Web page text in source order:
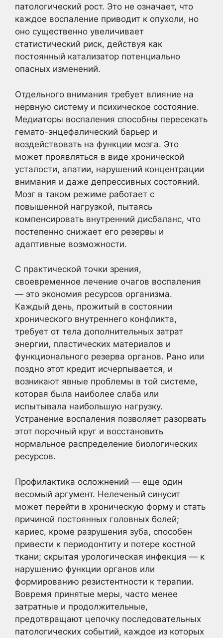
патологический рост. Это не означает, что
каждое воспаление приводит к опухоли, но
оно существенно увеличивает
статистический риск, действуя как
постоянный катализатор потенциально
опасных изменений.
Отдельного внимания требует влияние на
нервную систему и психическое состояние.
Медиаторы воспаления способны пересекать
гемато-энцефалический барьер и
воздействовать на функции мозга. Это
может проявляться в виде хронической
усталости, апатии, нарушений концентрации
внимания и даже депрессивных состояний.
Мозг в таком режиме работает с
повышенной нагрузкой, пытаясь
компенсировать внутренний дисбаланс, что
постепенно снижает его резервы и
адаптивные возможности.
С практической точки зрения,
своевременное лечение очагов воспаления
— это экономия ресурсов организма.
Каждый день, прожитый в состоянии
хронического внутреннего конфликта,
требует от тела дополнительных затрат
энергии, пластических материалов и
функционального резерва органов. Рано или
поздно этот кредит исчерпывается, и
возникают явные проблемы в той системе,
которая была наиболее слаба или
испытывала наибольшую нагрузку.
Устранение воспаления позволяет разорвать
этот порочный круг и восстановить
нормальное распределение биологических
ресурсов.
Профилактика осложнений — еще один
весомый аргумент. Нелеченый синусит
может перейти в хроническую форму и стать
причиной постоянных головных болей;
кариес, кроме разрушения зуба, способен
привести к периодонтиту и потере костной
ткани; скрытая урологическая инфекция — к
нарушению функции органов или
формированию резистентности к терапии.
Вовремя принятые меры, часто менее
затратные и продолжительные,
предотвращают цепочку последовательных
патологических событий, каждое из которых